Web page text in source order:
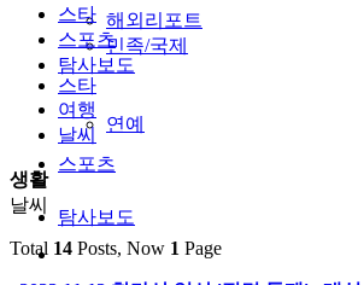
해외리포트
민족/국제
스타
연예
스포츠
탐사보도
스타
스포츠
탐사보도
여행
날씨
생활
날씨
Total 14 Posts, Now 1 Page